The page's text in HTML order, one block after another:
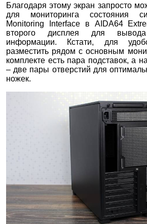
Благодаря этому экран запросто
для мониторинга состояния
Monitoring Interface в AIDA64
второго дисплея для вывода
информации. Кстати, для
разместить рядом с основным
комплекте есть пара подставок, а
– две пары отверстий для
ножек.